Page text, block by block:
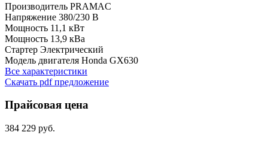
Производитель PRAMAC
Напряжение 380/230 B
Мощность 11,1 кВт
Мощность 13,9 кВа
Стартер Электрический
Модель двигателя Honda GX630
Все характеристики
Скачать pdf предложение
Прайсовая цена
384 229 руб.